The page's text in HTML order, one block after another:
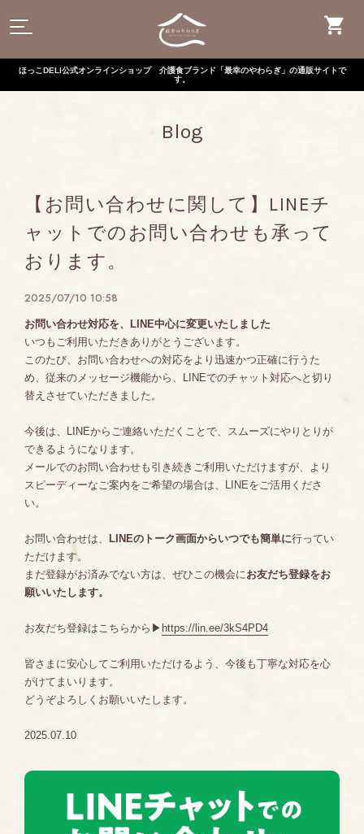
ほっこDELI公式オンラインショップ 介護食ブランド「最幸のやわらぎ」の通販サイトで
す。
Blog
【お問い合わせに関して】LINEチ
ャットでのお問い合わせも承って
おります。
2025/07/10 10:58
お問い合わせ対応を、LINE中心に変更いたしました
いつもご利用いただきありがとうございます。
このたび、お問い合わせへの対応をより迅速かつ正確に行うた
め、従来のメッセージ機能から、LINEでのチャット対応へと切り
替えさせていただきました。
今後は、LINEからご連絡いただくことで、スムーズにやりとりが
できるようになります。
メールでのお問い合わせも引き続きご利用いただけますが、より
スピーディーなご案内をご希望の場合は、LINEをご活用くださ
い。
お問い合わせは、 LINEのトーク画面からいつでも簡単に行ってい
ただけます。
まだ登録がお済みでない方は、ぜひこの機会に お友だち登録をお
願いいたします。
お友だち登録はこちらから▶︎ https://lin.ee/3kS4PD4
皆さまに安心してご利用いただけるよう、今後も丁寧な対応を心
がけてまいります。
どうぞよろしくお願いいたします。
2025.07.10